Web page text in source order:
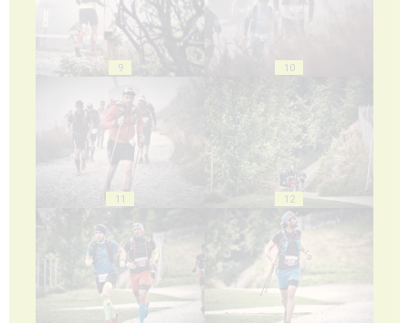
9 10
11 12